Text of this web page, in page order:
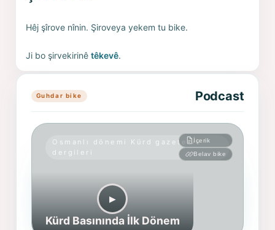
Hêj şîrove nînin. Şiroveya yekem tu bike.
Ji bo şirvekirinêtêkevê.
Guhdar bike Podcast
Osmanlı dönemi Kürd gazete ve
dergileri
İçerik
Belav bike
▶︎
Kürd Basınında İlk Dönem